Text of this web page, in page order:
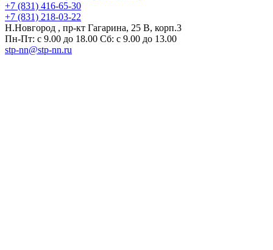
+7 (831) 416-65-30
+7 (831) 218-03-22
Н.Новгород , пр-кт Гагарина, 25 В, корп.3
Пн-Пт: с 9.00 до 18.00 Сб: с 9.00 до 13.00
stp-nn@stp-nn.ru